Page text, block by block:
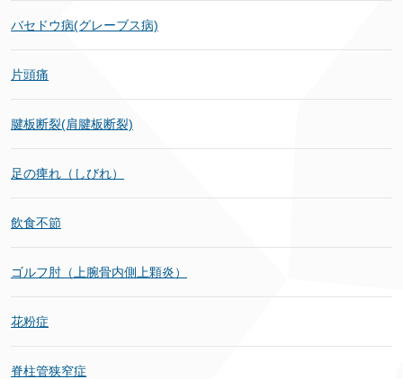
バセドウ病(グレーブス病)
片頭痛
腱板断裂(肩腱板断裂)
足の痺れ（しびれ）
飲食不節
ゴルフ肘（上腕骨内側上顆炎）
花粉症
脊柱管狭窄症